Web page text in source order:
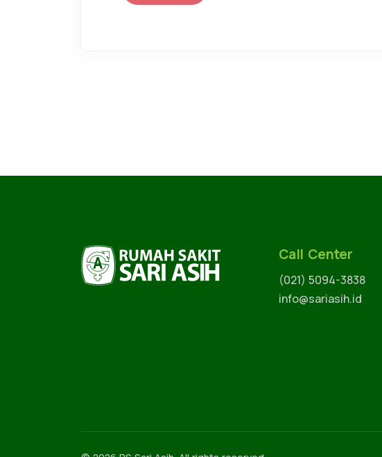
Call Center
(021) 5094-3838
info@sariasih.id